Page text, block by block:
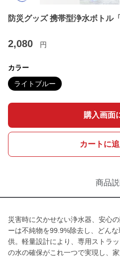
防災グッズ 携帯型浄水ボトル
2,080 円
カラー
ライトブルー
購入画面
カートに
商品
災害時に欠かせない浄水器、安心
ーは不純物を99.9%除去し、どん
供。軽量設計により、専用ストラ
の水の確保がこれ一つで実現し、